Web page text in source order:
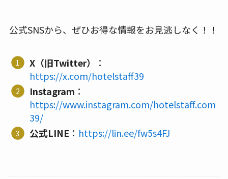
公式SNSから、ぜひお得な情報をお見逃しなく！！
X（旧Twitter）
：
https://x.com/hotelstaff39
Instagram ：
https://www.instagram.com/hotelstaff.com
39/
公式LINE ： https://lin.ee/fw5s4FJ